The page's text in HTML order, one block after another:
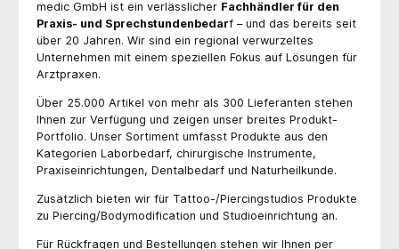
medic GmbH ist ein verlässlicher Fachhändler für den
Praxis- und Sprechstundenbedarf – und das bereits seit
über 20 Jahren. Wir sind ein regional verwurzeltes
Unternehmen mit einem speziellen Fokus auf Lösungen für
Arztpraxen.
Über 25.000 Artikel von mehr als 300 Lieferanten stehen
Ihnen zur Verfügung und zeigen unser breites Produkt-
Portfolio. Unser Sortiment umfasst Produkte aus den
Kategorien Laborbedarf, chirurgische Instrumente,
Praxiseinrichtungen, Dentalbedarf und Naturheilkunde.
Zusätzlich bieten wir für Tattoo-/Piercingstudios Produkte
zu Piercing/Bodymodification und Studioeinrichtung an.
Für Rückfragen und Bestellungen stehen wir Ihnen per